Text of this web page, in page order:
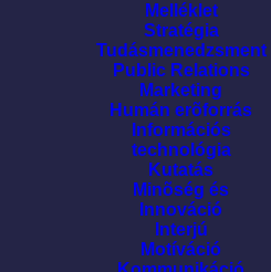
Melléklet
Stratégia
Tudásmenedzsment
Public Relations
Marketing
Humán erõforrás
Információs
technológia
Kutatás
Minõség és
Innováció
Interjú
Motíváció